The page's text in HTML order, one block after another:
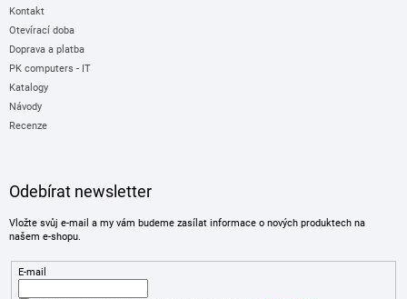
Kontakt
Otevírací doba
Doprava a platba
PK computers - IT
Katalogy
Návody
Recenze
Odebírat newsletter
Vložte svůj e-mail a my vám budeme zasílat informace o nových produktech na
našem e-shopu.
E-mail